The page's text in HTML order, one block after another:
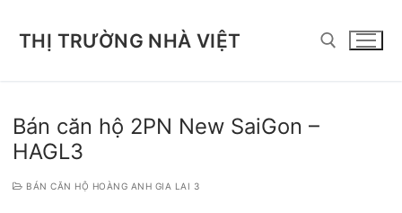
THỊ TRƯỜNG NHÀ VIỆT
Bán căn hộ 2PN New SaiGon –
HAGL3
BÁN CĂN HỘ HOÀNG ANH GIA LAI 3